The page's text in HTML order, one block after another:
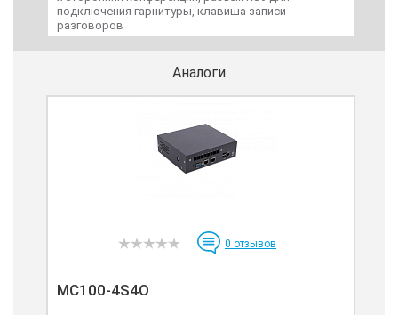
подключения гарнитуры, клавиша записи
разговоров
Аналоги
0 отзывов
MC100-4S4O